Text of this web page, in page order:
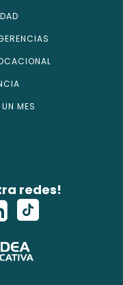
MES
redes!